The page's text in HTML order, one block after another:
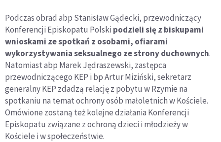
Podczas obrad abp Stanisław Gądecki, przewodniczący
Konferencji Episkopatu Polski podzieli się z biskupami
wnioskami ze spotkań z osobami, ofiarami
wykorzystywania seksualnego ze strony duchownych.
Natomiast abp Marek Jędraszewski, zastępca
przewodniczącego KEP i bp Artur Miziński, sekretarz
generalny KEP zdadzą relację z pobytu w Rzymie na
spotkaniu na temat ochrony osób małoletnich w Kościele.
Omówione zostaną też kolejne działania Konferencji
Episkopatu związane z ochroną dzieci i młodzieży w
Kościele i w społeczeństwie.